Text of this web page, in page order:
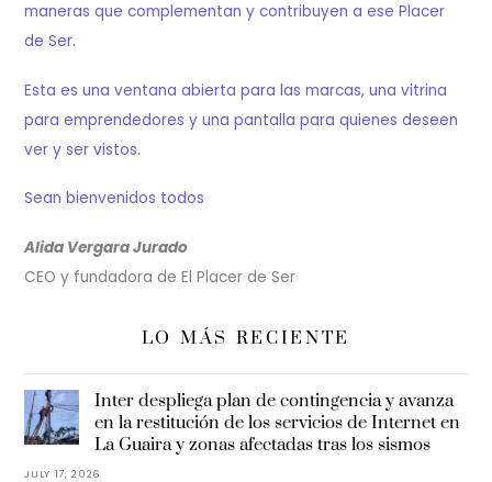
maneras que complementan y contribuyen a ese Placer
de Ser.
Esta es una ventana abierta para las marcas, una vitrina
para emprendedores y una pantalla para quienes deseen
ver y ser vistos.
Sean bienvenidos todos
Alida Vergara Jurado
CEO y fundadora de El Placer de Ser
LO MÁS RECIENTE
Inter despliega plan de contingencia y avanza
en la restitución de los servicios de Internet en
La Guaira y zonas afectadas tras los sismos
JULY 17, 2026